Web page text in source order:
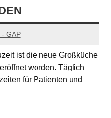
- GAP
ist die neue Großküche
worden. Täglich
für Patienten und